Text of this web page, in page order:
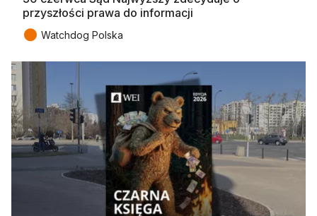
przyszłości prawa do informacji
● Watchdog Polska